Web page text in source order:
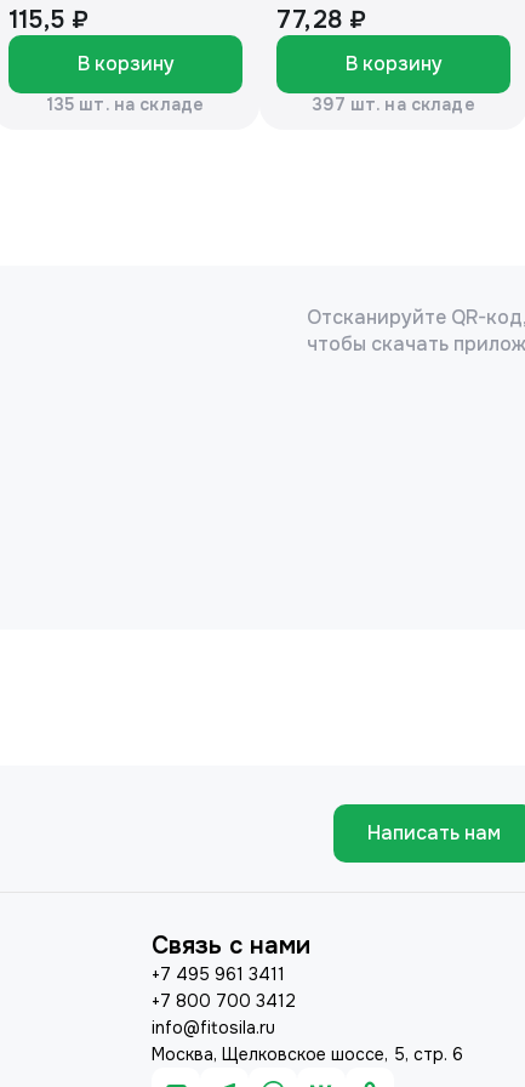
50г. «Эколон»®
115,5 ₽
В корзину
135 шт. на складе
77,28 ₽
В корзину
397 шт. на складе
Отсканируйте QR-код,
чтобы скачать
Написать нам
Связь с нами
+7 495 961 3411
+7 800 700 3412
info@fitosila.ru
Москва, Щелковское шоссе, 5, стр. 6